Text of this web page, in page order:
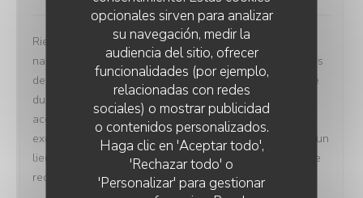
opcionales sirven para analizar
su navegación, medir la
audiencia del sitio, ofrecer
funcionalidades (por ejemplo,
relacionadas con redes
sociales) o mostrar publicidad
o contenidos personalizados.
Haga clic en 'Aceptar todo',
'Rechazar todo' o
'Personalizar' para gestionar
Rien à redire. Cadre petit bistro sympathique avec ses
nappes carreaux rouges., terrasse agréable en ces jours
de beau temps, service rapide et souriant. Fidèle adepte
du carpaccio, celui ci est excellent et généreux,
accompagné d’excellentes frites maison et d’une stade
exceptionnellement bien assaisonnée. Cela va devenir un
lieu de rendez vous pour reapas avec mes enfants. Je le
recommande sans retenue
LE PETIT VILLIERS